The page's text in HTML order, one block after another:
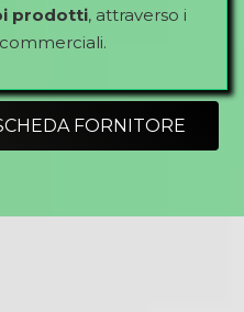
prodotti, attraverso i
FORNITORE